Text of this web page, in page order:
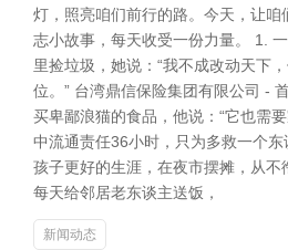
灯，照亮咱们前行的路。今天，让咱
志小故事，每天收受一份力量。 1.
里捡垃圾，她说：“我不成改动天下
位。” 台湾鼎信保险集团有限公司 -
买卑鄙浪猫的食品，他说：“它也需
中流通责任36小时，只为多救一个
孩子更好的生涯，在夜市摆摊，从
每天给邻居老东谈主送饭，
新闻动态